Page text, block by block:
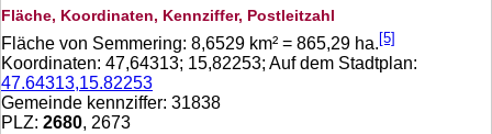
Fläche, Koordinaten, Kennziffer, Postleitzahl
Fläche von Semmering: 8,6529 km² = 865,29 ha. [5]
Koordinaten: 47,64313; 15,82253; Auf dem Stadtplan:
47.64313,15.82253
Gemeinde kennziffer: 31838
PLZ: 2680, 2673